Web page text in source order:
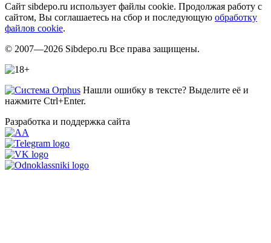
Сайт sibdepo.ru использует файлы cookie. Продолжая работу с
сайтом, Вы соглашаетесь на сбор и последующую обработку
файлов cookie.
© 2007—2026 Sibdepo.ru Все права защищены.
Нашли ошибку в тексте? Выделите её и
нажмите Ctrl+Enter.
Разработка и поддержка сайта